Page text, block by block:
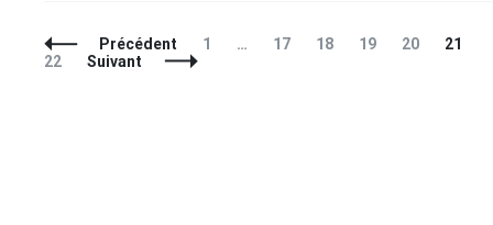
Navigation
des
Précédent Page
1 … Page
17 Page
18 Page
19 Page
20 Page
21
22
Suivant